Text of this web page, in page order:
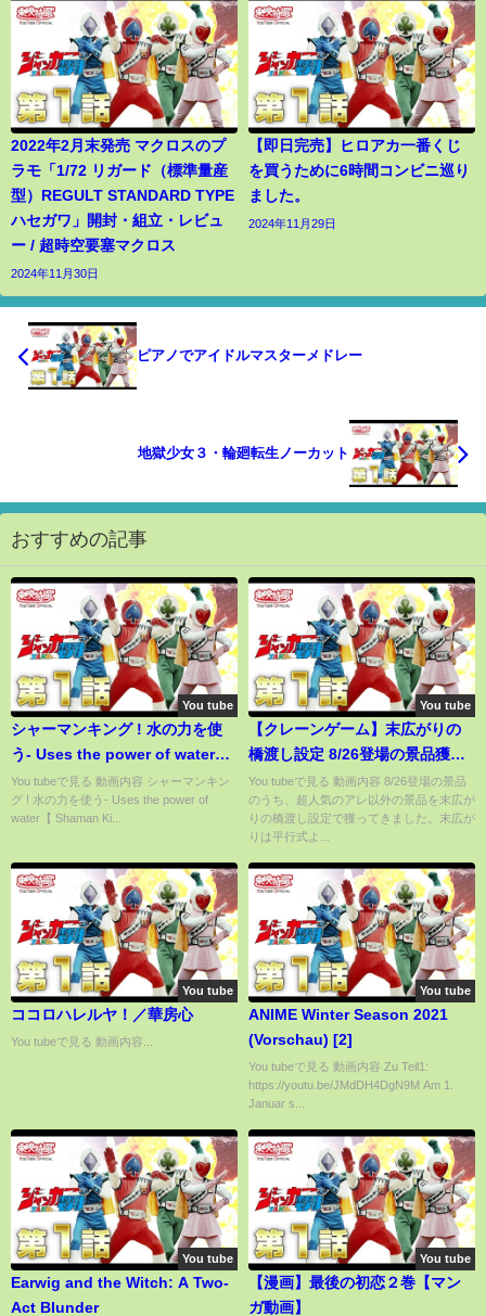
2022年2月末発売 マクロスのプ
ラモ「1/72 リガード（標準量産
型）REGULT STANDARD TYPE
ハセガワ」開封・組立・レビュ
ー / 超時空要塞マクロス
2024年11月30日
【即日完売】ヒロアカ一番くじ
を買うために6時間コンビニ巡り
ました。
2024年11月29日
ピアノでアイドルマスターメドレー
地獄少女３・輪廻転生ノーカット
おすすめの記事
You tube
シャーマンキング ! 水の力を使
う- Uses the power of water【
Shaman King】
You tubeで見る 動画内容 シャーマンキン
グ ! 水の力を使う- Uses the power of
water【 Shaman Ki...
You tube
【クレーンゲーム】末広がりの
橋渡し設定 8/26登場の景品獲っ
てきた
You tubeで見る 動画内容 8/26登場の景品
のうち、超人気のアレ以外の景品を末広が
りの橋渡し設定で獲ってきました。末広が
りは平行式よ...
You tube
ココロハレルヤ！／華房心
You tubeで見る 動画内容...
You tube
ANIME Winter Season 2021
(Vorschau) [2]
You tubeで見る 動画内容 Zu Teil1:
https://youtu.be/JMdDH4DgN9M Am 1.
Januar s...
You tube
Earwig and the Witch: A Two-
Act Blunder
You tube
【漫画】最後の初恋２巻【マン
ガ動画】